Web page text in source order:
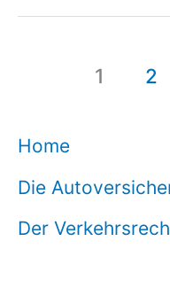
1 2
Home
Die
Der